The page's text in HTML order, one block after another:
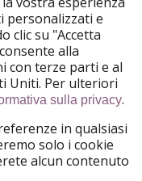
personalizzati e
clic su "Accetta
alla
con terze parti e al
Uniti. Per ulteriori
sulla privacy.
in qualsiasi
solo i cookie
alcun contenuto